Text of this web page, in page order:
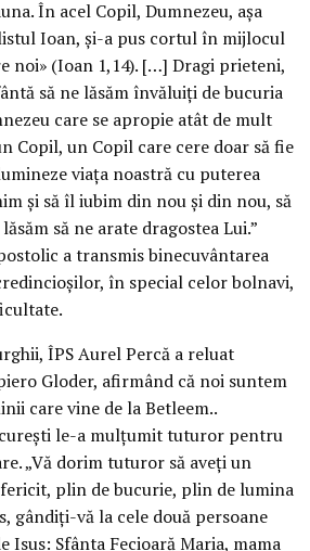
În acel Copil, Dumnezeu, așa
Ioan, și-a pus cortul în mijlocul
noi» (Ioan 1,14). […] Dragi prieteni,
să ne lăsăm învăluiți de bucuria
care se apropie atât de mult
Copil, un Copil care cere doar să fie
viața noastră cu puterea
și să îl iubim din nou și din nou, să
să ne arate dragostea Lui.”
a transmis binecuvântarea
în special celor bolnavi,
ÎPS Aurel Percă a reluat
Gloder, afirmând că noi suntem
care vine de la Betleem..
le-a mulțumit tuturor pentru
„Vă dorim tuturor să aveți un
plin de bucurie, plin de lumina
gândiți-vă la cele două persoane
Isus: Sfânta Fecioară Maria, mama